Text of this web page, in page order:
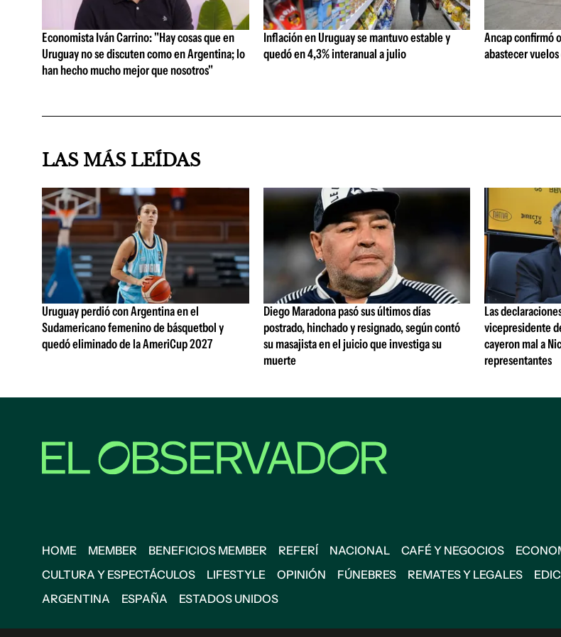
Economista Iván Carrino: "Hay cosas que en
Uruguay no se discuten como en Argentina; lo
han hecho mucho mejor que nosotros"
Inflación en Uruguay se mantuvo estable y
quedó en 4,3% interanual a julio
Ancap confirmó
abastecer
LAS MÁS LEÍDAS
Uruguay perdió con Argentina en el
Sudamericano femenino de básquetbol y
quedó eliminado de la AmeriCup 2027
Diego Maradona pasó sus últimos días
postrado, hinchado y resignado, según contó
su masajista en el juicio que investiga su
muerte
Las
vicepresidente
cayeron mal a
representantes
HOME MEMBER BENEFICIOS MEMBER REFERÍ NACIONAL CAFÉ Y NEGOCIOS
CULTURA Y ESPECTÁCULOS
LIFESTYLE OPINIÓN FÚNEBRES REMATES Y LEGALES
ARGENTINA
ESPAÑA ESTADOS UNIDOS